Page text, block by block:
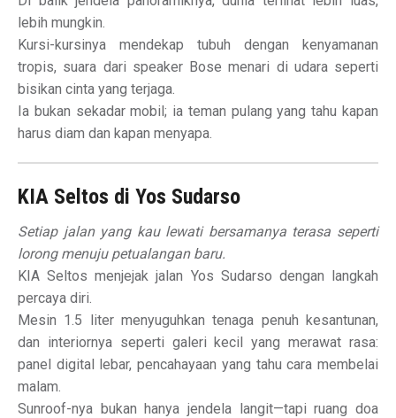
lebih mungkin.
Kursi-kursinya mendekap tubuh dengan kenyamanan
tropis, suara dari speaker Bose menari di udara seperti
bisikan cinta yang terjaga.
Ia bukan sekadar mobil; ia teman pulang yang tahu kapan
harus diam dan kapan menyapa.
KIA Seltos di Yos Sudarso
Setiap jalan yang kau lewati bersamanya terasa seperti
lorong menuju petualangan baru.
KIA Seltos menjejak jalan Yos Sudarso dengan langkah
percaya diri.
Mesin 1.5 liter menyuguhkan tenaga penuh kesantunan,
dan interiornya seperti galeri kecil yang merawat rasa:
panel digital lebar, pencahayaan yang tahu cara membelai
malam.
Sunroof-nya bukan hanya jendela langit—tapi ruang doa